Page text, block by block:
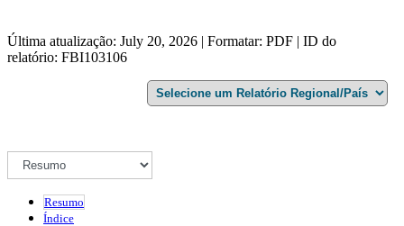
Última atualização: July 20, 2026 | Formatar: PDF | ID do
relatório: FBI103106
Resumo
Índice